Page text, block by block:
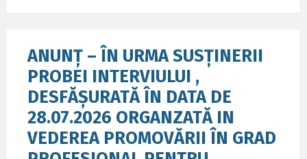
ANUNȚ – ÎN URMA SUSȚINERII
PROBEI INTERVIULUI ,
DESFĂȘURATĂ ÎN DATA DE
28.07.2026 ORGANZATĂ IN
VEDEREA PROMOVĂRII ÎN GRAD